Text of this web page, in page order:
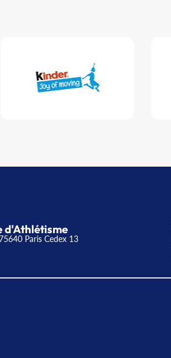
d'Athlétisme
Paris Cedex 13